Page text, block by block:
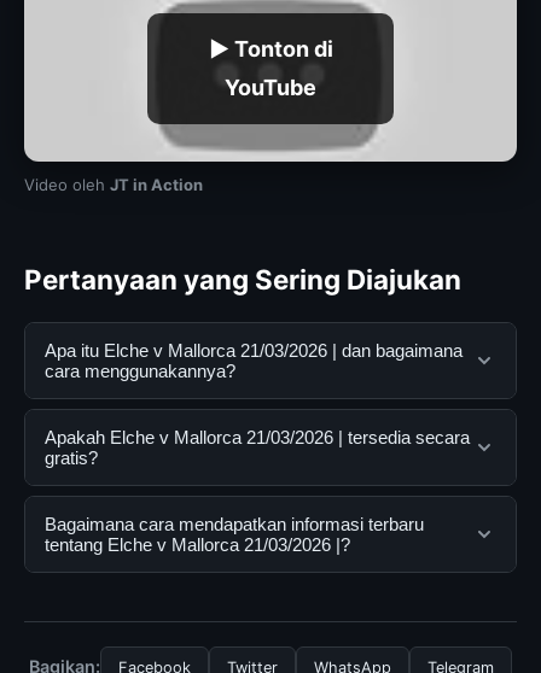
▶ Tonton di
YouTube
Video oleh JT in Action
Pertanyaan yang Sering Diajukan
Apa itu Elche v Mallorca 21/03/2026 | dan bagaimana
cara menggunakannya?
Elche v Mallorca 21/03/2026 | adalah layanan digital
yang dirancang untuk membantu pengguna
mendapatkan informasi lengkap dan terpercaya. Anda
dapat menggunakannya dengan mengunjungi situs
resmi dan mengikuti panduan yang tersedia.
Apakah Elche v Mallorca 21/03/2026 | tersedia secara
gratis?
Ya, Elche v Mallorca 21/03/2026 | dapat diakses
secara gratis oleh semua pengguna. Tidak ada biaya
tersembunyi atau langganan yang diperlukan untuk
Bagaimana cara mendapatkan informasi terbaru
tentang Elche v Mallorca 21/03/2026 |?
halaman resmi kami secara berkala. Kami selalu
Bagikan: Facebook Twitter WhatsApp Telegram